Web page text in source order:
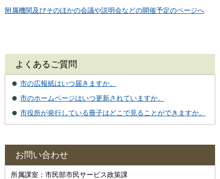
附属機関及びそのほかの会議や説明会などの開催予定のページへ
よくあるご質問
市の広報紙はいつ届きますか。
市のホームページはいつ更新されていますか。
市役所が発行している冊子はどこで見ることができますか。
お問い合わせ
所属課室：市民部市民サービス政策課